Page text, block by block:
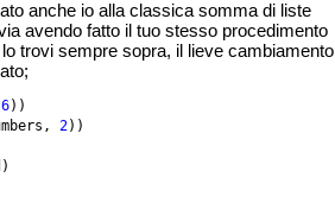
anche io alla classica somma di liste
avendo fatto il tuo stesso procedimento
trovi sempre sopra, il lieve cambiamento
6))
2))